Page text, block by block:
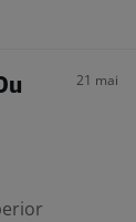
21 mai